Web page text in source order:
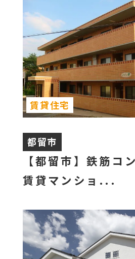
都留市
【都留市】鉄筋コ
賃貸マンショ...
賃貸住宅